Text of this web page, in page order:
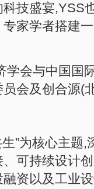
技盛宴,YSS
家学者搭建
学会与中国国
会及创合源(
”为核心主题
可持续设计
资以及工业